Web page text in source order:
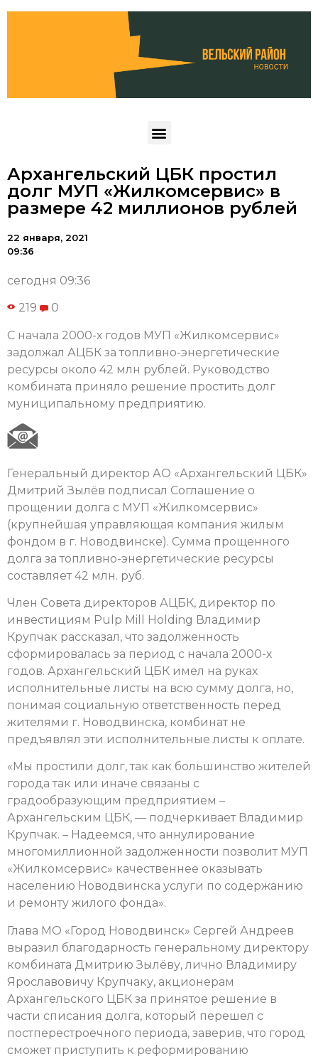
Архангельский ЦБК простил
долг МУП «Жилкомсервис» в
размере 42 миллионов рублей
22 января, 2021
09:36
сегодня 09:36
219 0
С начала 2000-х годов МУП «Жилкомсервис»
задолжал АЦБК за топливно-энергетические
ресурсы около 42 млн рублей. Руководство
комбината приняло решение простить долг
муниципальному предприятию.
Генеральный директор АО «Архангельский ЦБК»
Дмитрий Зылёв подписал Соглашение о
прощении долга с МУП «Жилкомсервис»
(крупнейшая управляющая компания жилым
фондом в г. Новодвинске). Сумма прощенного
долга за топливно-энергетические ресурсы
составляет 42 млн. руб.
Член Совета директоров АЦБК, директор по
инвестициям Pulp Mill Holding Владимир
Крупчак рассказал, что задолженность
сформировалась за период с начала 2000-х
годов. Архангельский ЦБК имел на руках
исполнительные листы на всю сумму долга, но,
понимая социальную ответственность перед
жителями г. Новодвинска, комбинат не
предъявлял эти исполнительные листы к оплате.
«Мы простили долг, так как большинство жителей
города так или иначе связаны с
градообразующим предприятием –
Архангельским ЦБК, — подчеркивает Владимир
Крупчак. – Надеемся, что аннулирование
многомиллионной задолженности позволит МУП
«Жилкомсервис» качественнее оказывать
населению Новодвинска услуги по содержанию
и ремонту жилого фонда».
Глава МО «Город Новодвинск» Сергей Андреев
выразил благодарность генеральному директору
комбината Дмитрию Зылёву, лично Владимиру
Ярославовичу Крупчаку, акционерам
Архангельского ЦБК за принятое решение в
части списания долга, который перешел с
постперестроечного периода, заверив, что город
сможет приступить к реформированию